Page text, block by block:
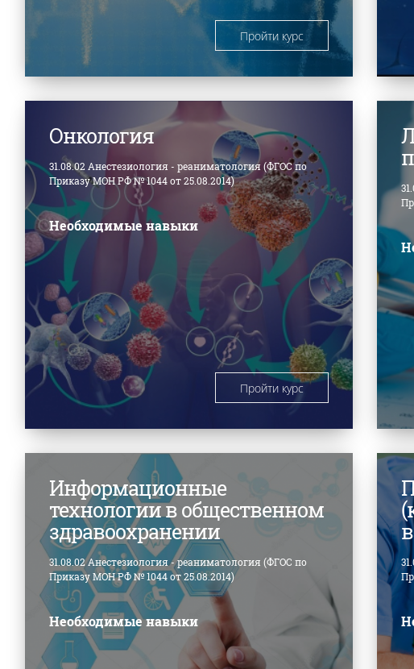
Пройти курс
Онкология
31.08.02 Анестезиология - реаниматология (ФГОС по
Приказу МОН РФ № 1044 от 25.08.2014)
Необходимые навыки
Пройти курс
Информационные
технологии в общественном
здравоохранении
31.08.02 Анестезиология - реаниматология (ФГОС по
Приказу МОН РФ № 1044 от 25.08.2014)
Необходимые навыки